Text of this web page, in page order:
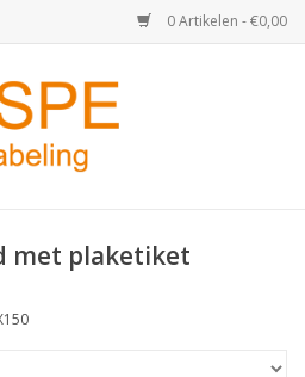
0 Artikelen - €0,00
met plaketiket